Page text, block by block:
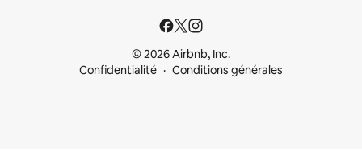
© 2026 Airbnb, Inc.
Confidentialité
Conditions générales